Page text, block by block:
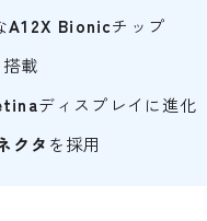
A12X Bionicチップ
搭載
ディスプレイに進化
クタ を採用